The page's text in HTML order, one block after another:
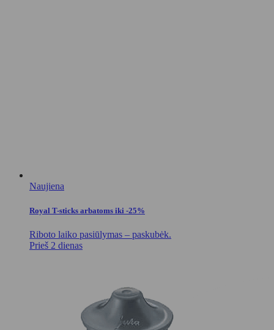
Naujiena
Royal T-sticks arbatoms iki -25%
Riboto laiko pasiūlymas – paskubėk.
Prieš 2 dienas